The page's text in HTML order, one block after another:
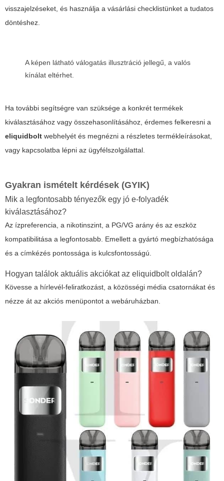
visszajelzéseket, és használja a vásárlási checklistünket a tudatos
döntéshez.
A képen látható válogatás illusztráció jellegű, a valós
kínálat eltérhet.
Ha további segítségre van szüksége a konkrét termékek
kiválasztásához vagy összehasonlításához, érdemes felkeresni a
eliquidbolt webhelyét és megnézni a részletes termékleírásokat,
vagy kapcsolatba lépni az ügyfélszolgálattal.
Gyakran ismételt kérdések (GYIK)
Mik a legfontosabb tényezők egy jó e-folyadék
kiválasztásához?
Az ízpreferencia, a nikotinszint, a PG/VG arány és az eszköz
kompatibilitása a legfontosabb. Emellett a gyártó megbízhatósága
és a címkézés pontossága is kulcsfontosságú.
Hogyan találok aktuális akciókat az eliquidbolt oldalán?
Kövesse a hírlevél-feliratkozást, a közösségi média csatornákat és
nézze át az akciós menüpontot a webáruházban.